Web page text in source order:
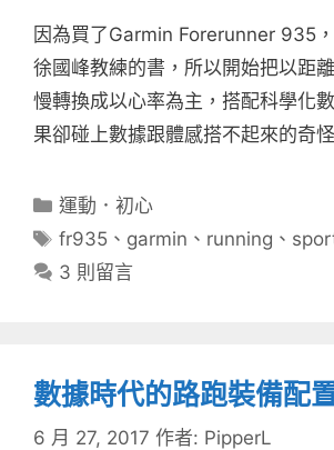
因為買了Garmin Forerunner 935
徐國峰教練的書，所以開始把以距
慢轉換成以心率為主，搭配科學化
果卻碰上數據跟體感搭不起來的奇
分
類
運動．初心
標
籤
fr935 、 garmin 、 running 、
3 則留言
數據時代的路跑裝備配
6 月 27, 2017 作者: PipperL